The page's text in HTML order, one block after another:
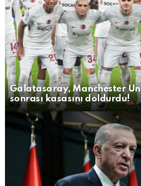
Galatasaray, Manchester
sonrası kasasını doldurdu!